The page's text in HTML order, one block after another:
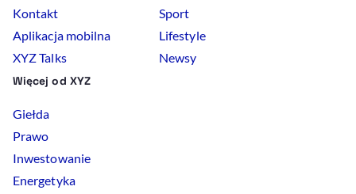
Kontakt
Aplikacja mobilna
XYZ Talks
Sport
Lifestyle
Newsy
Więcej od XYZ
Giełda
Prawo
Inwestowanie
Energetyka